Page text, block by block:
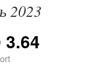
2023